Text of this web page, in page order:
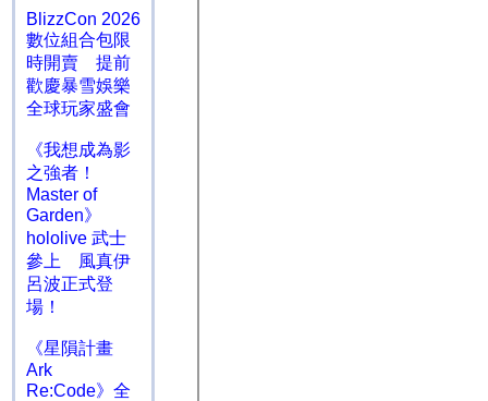
BlizzCon 2026
數位組合包限
時開賣 提前
歡慶暴雪娛樂
全球玩家盛會
《我想成為影
之強者！
Master of
Garden》
hololive 武士
參上 風真伊
呂波正式登
場！
《星隕計畫
Ark
Re:Code》全